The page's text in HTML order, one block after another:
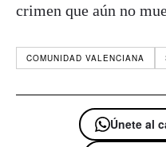
crimen que aún no
COMUNIDAD VALENCIANA
Únete al